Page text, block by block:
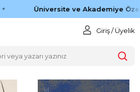
Üniversite ve Akademiye
Giriş / Üyelik